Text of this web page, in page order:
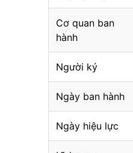
Cơ quan ban
hành
Người ký
Ngày ban hành
Ngày hiệu lực